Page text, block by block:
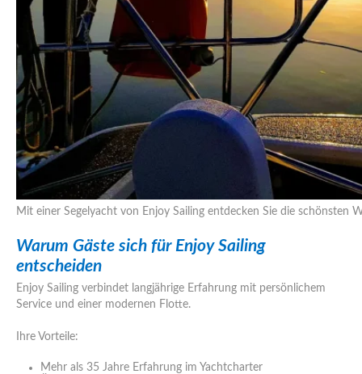
Mit einer Segelyacht von Enjoy Sailing entdecken Sie die schönsten
Warum Gäste sich für Enjoy Sailing
entscheiden
Enjoy Sailing verbindet langjährige Erfahrung mit persönlichem
Service und einer modernen Flotte.
Ihre Vorteile:
Mehr als 35 Jahre Erfahrung im Yachtcharter